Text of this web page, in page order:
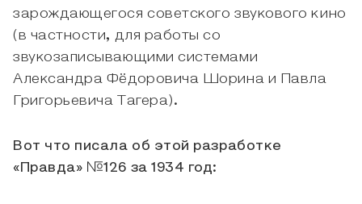
зарождающегося советского звукового кино
(в частности, для работы со
звукозаписывающими системами
Александра Фёдоровича Шорина и Павла
Григорьевича Тагера).
Вот что писала об этой разработке
«Правда» №126 за 1934 год: